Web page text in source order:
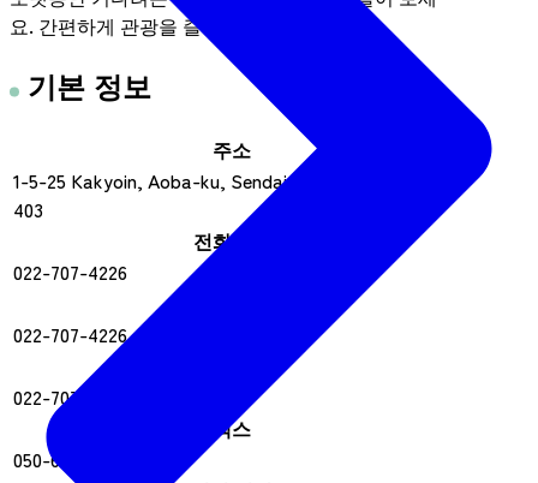
요. 간편하게 관광을 즐기실 수 있습니다.
기본 정보
주소
1-5-25 Kakyoin, Aoba-ku, Sendai City카쿄인 맨션
403
전화번호
022-707-4226
022-707-4226
022-707-4226
팩스
050-6868-4099